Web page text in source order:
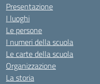
Presentazione
I luoghi
Le persone
I numeri della scuola
Le carte della scuola
Organizzazione
La storia